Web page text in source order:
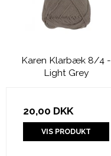
Karen Klarbæk 8/4 -
Light Grey
20,00 DKK
VIS PRODUKT